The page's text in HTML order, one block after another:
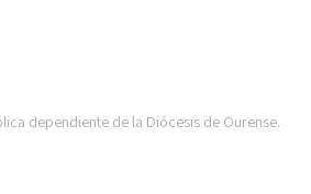
dependiente de la Diócesis de Ourense.